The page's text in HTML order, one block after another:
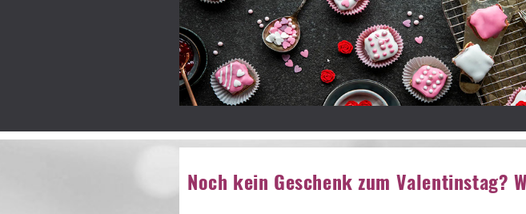
Noch kein Geschenk zum Valentinstag?